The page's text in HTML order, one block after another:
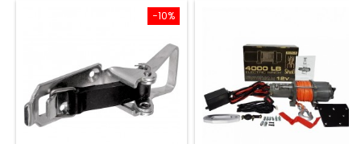
−10%